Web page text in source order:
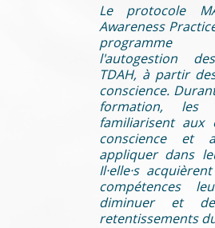
Le protocole
Awareness
programme
l'autogestion
TDAH, à partir
conscience.
formation, les
familiarisent
conscience et
appliquer dans
Il·elle·s
compétences
diminuer et
retentissements